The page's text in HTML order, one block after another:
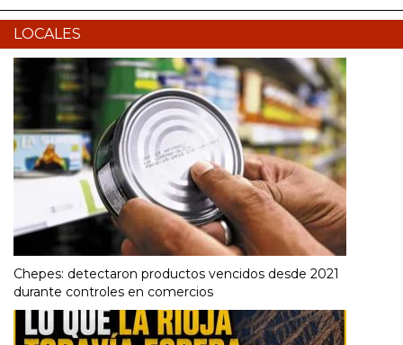
LOCALES
Chepes: detectaron productos vencidos desde 2021
durante controles en comercios